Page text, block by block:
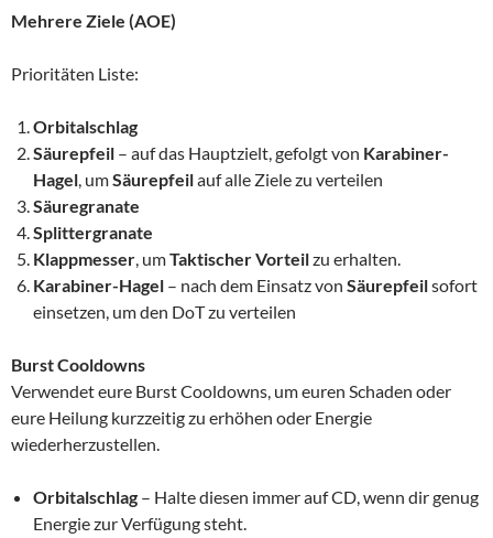
Mehrere Ziele (AOE)
Prioritäten Liste:
Orbitalschlag
Säurepfeil – auf das Hauptzielt, gefolgt von Karabiner-
Hagel, umSäurepfeilauf alle Ziele zu verteilen
Säuregranate
Splittergranate
Klappmesser, umTaktischer Vorteilzu erhalten.
Karabiner-Hagel – nach dem Einsatz von Säurepfeilsofort
einsetzen, um den DoT zu verteilen
Burst Cooldowns
Verwendet eure Burst Cooldowns, um euren Schaden oder
eure Heilung kurzzeitig zu erhöhen oder Energie
wiederherzustellen.
Orbitalschlag – Halte diesen immer auf CD, wenn dir genug
Energie zur Verfügung steht.